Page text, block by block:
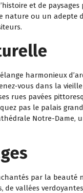
et de paysages
nature ou un adepte
harmonieux
vous dans la
rues pavées
pas le palais
Notre-Dame,
par la beauté
de vallées